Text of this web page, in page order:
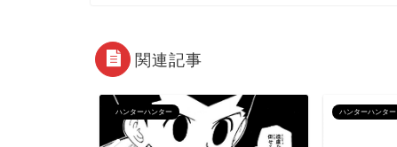
関連記事
ハンターハンター ハンターハンター